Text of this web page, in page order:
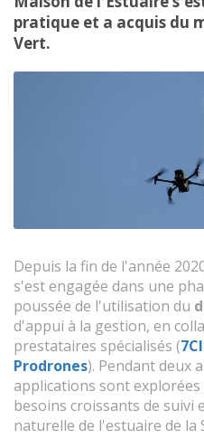
pratique et a acquis du
Vert.
Depuis la fin de l'année
s'est engagée dans une
poussée de l'utilisation du
d'appui à la gestion, en
prestataires spécialisés (
Prodrones). Pendant deux
applications sont
besoins croissants de suivi
naturelle de l'estuaire de la